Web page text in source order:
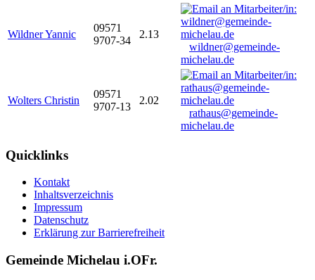
Wildner Yannic
09571
9707-34
2.13
wildner@gemeinde-
michelau.de
Wolters Christin
09571
9707-13
2.02
rathaus@gemeinde-
michelau.de
Quicklinks
Kontakt
Inhaltsverzeichnis
Impressum
Datenschutz
Erklärung zur Barrierefreiheit
Gemeinde Michelau i.OFr.